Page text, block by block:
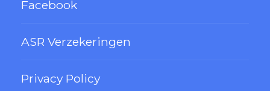
Facebook
ASR Verzekeringen
Privacy Policy